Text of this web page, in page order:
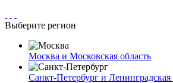
Выберите регион
Москва и Московская область
Санкт-Петербург и Ленинградская